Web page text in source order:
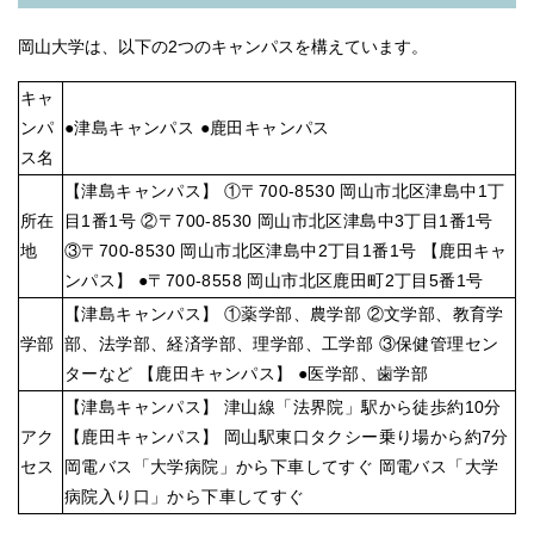
岡山大学は、以下の2つのキャンパスを構えています。
キャ
ンパ
ス名
●津島キャンパス ●鹿田キャンパス
所在
地
【津島キャンパス】 ①〒700-8530 岡山市北区津島中1丁
目1番1号 ②〒700-8530 岡山市北区津島中3丁目1番1号
③〒700-8530 岡山市北区津島中2丁目1番1号 【鹿田キャ
ンパス】 ●〒700-8558 岡山市北区鹿田町2丁目5番1号
学部
【津島キャンパス】 ①薬学部、農学部 ②文学部、教育学
部、法学部、経済学部、理学部、工学部 ③保健管理セン
ターなど 【鹿田キャンパス】 ●医学部、歯学部
アク
セス
【津島キャンパス】 津山線「法界院」駅から徒歩約10分
【鹿田キャンパス】 岡山駅東口タクシー乗り場から約7分
岡電バス「大学病院」から下車してすぐ 岡電バス「大学
病院入り口」から下車してすぐ